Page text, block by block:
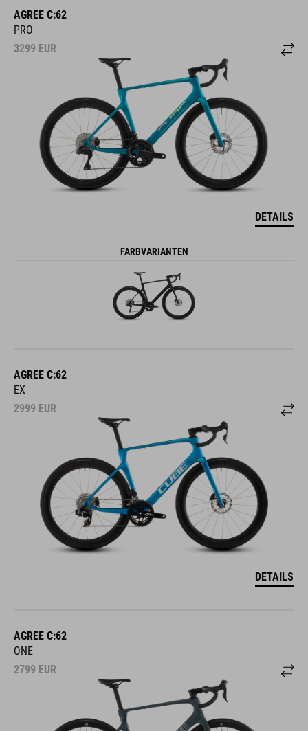
AGREE C:62
PRO
3299 EUR
DETAILS
FARBVARIANTEN
AGREE C:62
EX
2999 EUR
DETAILS
AGREE C:62
ONE
2799 EUR